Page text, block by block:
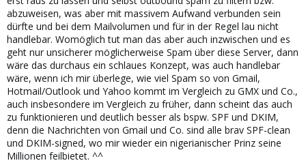
abzuweisen, was aber mit massivem Aufwand verbunden sein
dürfte und bei dem Mailvolumen und für in der Regel lau nicht
handlebar. Womöglich tut man das aber auch inzwischen und es
geht nur unsicherer möglicherweise Spam über diese Server, dann
wäre das durchaus ein schlaues Konzept, was auch handlebar
wäre, wenn ich mir überlege, wie viel Spam so von Gmail,
Hotmail/Outlook und Yahoo kommt im Vergleich zu GMX und Co.,
auch insbesondere im Vergleich zu früher, dann scheint das auch
zu funktionieren und deutlich besser als bspw. SPF und DKIM,
denn die Nachrichten von Gmail und Co. sind alle brav SPF-clean
und DKIM-signed, wo mir wieder ein nigerianischer Prinz seine
Millionen feilbietet. ^^